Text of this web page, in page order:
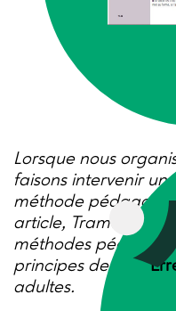
Lorsque nous
faisons intervenir un
méthode
article, Trame fait un
méthodes
principes de
adultes.